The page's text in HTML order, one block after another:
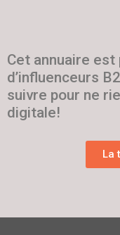
Cet annuaire
d’influenceurs
suivre pour ne
digitale!
La